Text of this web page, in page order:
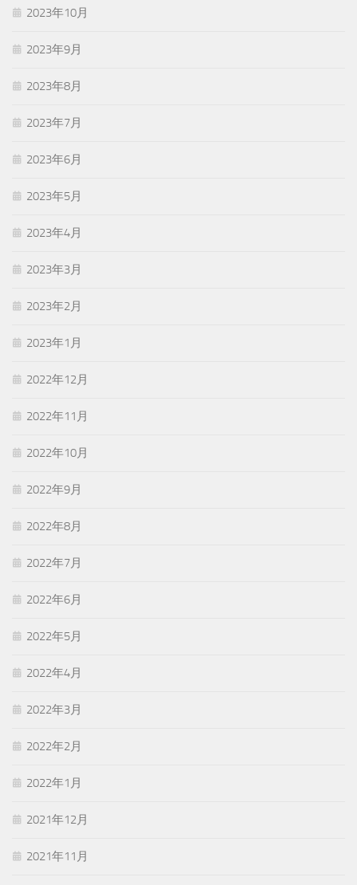
2023年10月
2023年9月
2023年8月
2023年7月
2023年6月
2023年5月
2023年4月
2023年3月
2023年2月
2023年1月
2022年12月
2022年11月
2022年10月
2022年9月
2022年8月
2022年7月
2022年6月
2022年5月
2022年4月
2022年3月
2022年2月
2022年1月
2021年12月
2021年11月